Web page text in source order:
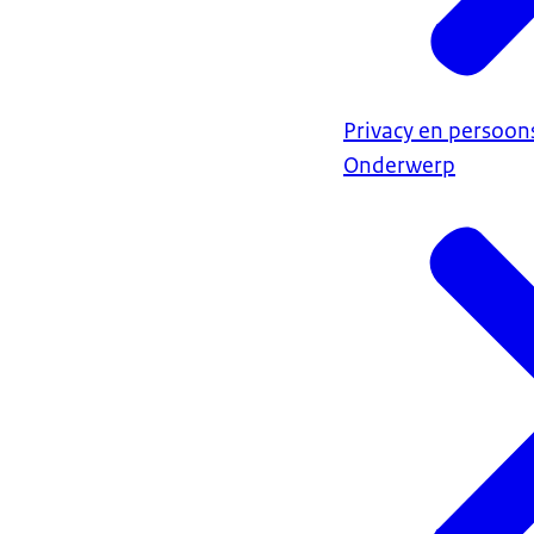
Privacy en
Onderwerp